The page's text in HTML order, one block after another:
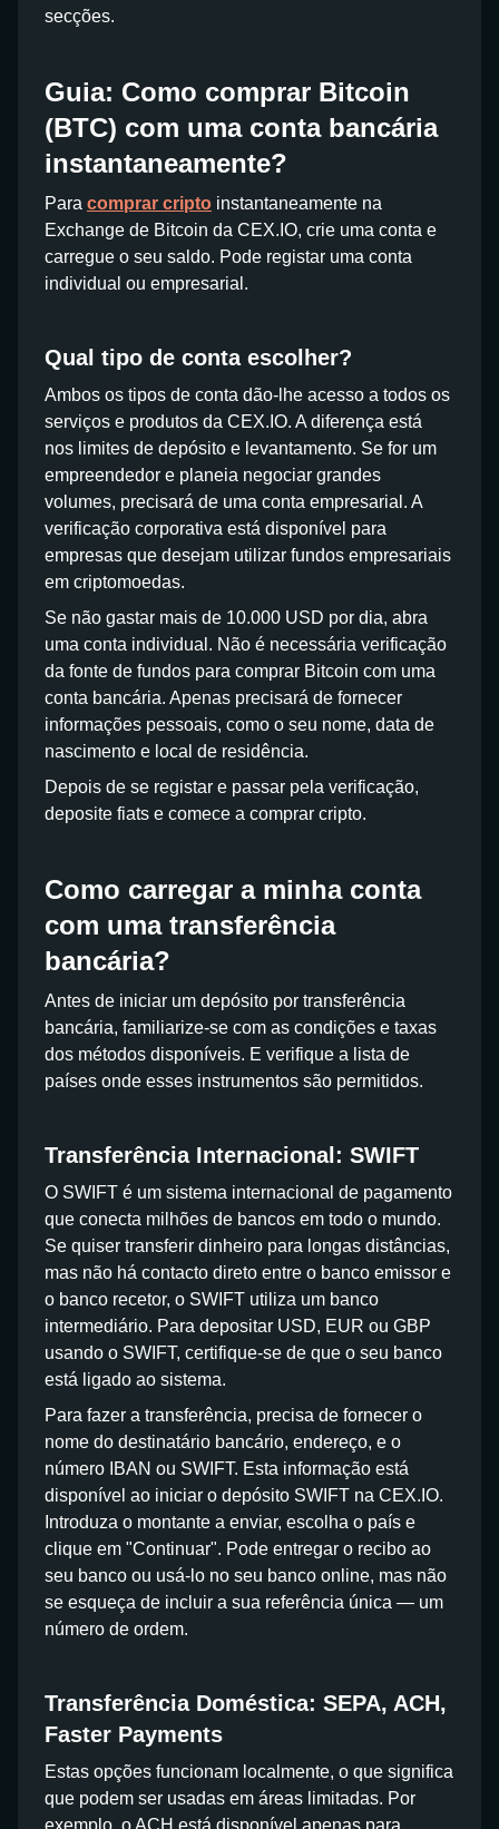
secções.
Guia: Como comprar Bitcoin
(BTC) com uma conta bancária
instantaneamente?
Para comprar cripto instantaneamente na
Exchange de Bitcoin da CEX.IO, crie uma conta e
carregue o seu saldo. Pode registar uma conta
individual ou empresarial.
Qual tipo de conta escolher?
Ambos os tipos de conta dão-lhe acesso a todos os
serviços e produtos da CEX.IO. A diferença está
nos limites de depósito e levantamento. Se for um
empreendedor e planeia negociar grandes
volumes, precisará de uma conta empresarial. A
verificação corporativa está disponível para
empresas que desejam utilizar fundos empresariais
em criptomoedas.
Se não gastar mais de 10.000 USD por dia, abra
uma conta individual. Não é necessária verificação
da fonte de fundos para comprar Bitcoin com uma
conta bancária. Apenas precisará de fornecer
informações pessoais, como o seu nome, data de
nascimento e local de residência.
Depois de se registar e passar pela verificação,
deposite fiats e comece a comprar cripto.
Como carregar a minha conta
com uma transferência
bancária?
Antes de iniciar um depósito por transferência
bancária, familiarize-se com as condições e taxas
dos métodos disponíveis. E verifique a lista de
países onde esses instrumentos são permitidos.
Transferência Internacional: SWIFT
O SWIFT é um sistema internacional de pagamento
que conecta milhões de bancos em todo o mundo.
Se quiser transferir dinheiro para longas distâncias,
mas não há contacto direto entre o banco emissor e
o banco recetor, o SWIFT utiliza um banco
intermediário. Para depositar USD, EUR ou GBP
usando o SWIFT, certifique-se de que o seu banco
está ligado ao sistema.
Para fazer a transferência, precisa de fornecer o
nome do destinatário bancário, endereço, e o
número IBAN ou SWIFT. Esta informação está
disponível ao iniciar o depósito SWIFT na CEX.IO.
Introduza o montante a enviar, escolha o país e
clique em "Continuar". Pode entregar o recibo ao
seu banco ou usá-lo no seu banco online, mas não
se esqueça de incluir a sua referência única — um
número de ordem.
Transferência Doméstica: SEPA, ACH,
Faster Payments
Estas opções funcionam localmente, o que significa
que podem ser usadas em áreas limitadas. Por
exemplo, o ACH está disponível apenas para